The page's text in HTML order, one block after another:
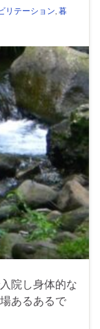
リテーション 暮
院し身体的な
あるあるで